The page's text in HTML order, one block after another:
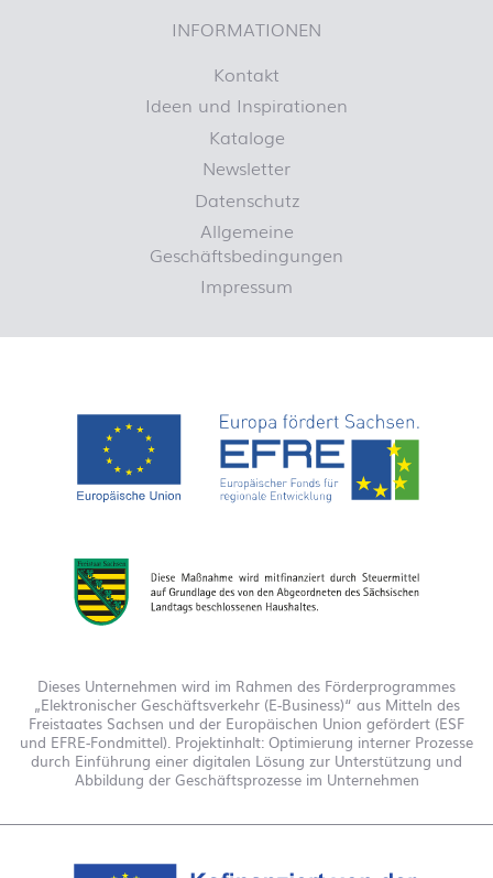
INFORMATIONEN
Kontakt
Ideen und Inspirationen
Kataloge
Newsletter
Datenschutz
Allgemeine
Geschäftsbedingungen
Impressum
Dieses Unternehmen wird im Rahmen des Förderprogrammes
„Elektronischer Geschäftsverkehr (E-Business)“ aus Mitteln des
Freistaates Sachsen und der Europäischen Union gefördert (ESF
und EFRE-Fondmittel). Projektinhalt: Optimierung interner Prozesse
durch Einführung einer digitalen Lösung zur Unterstützung und
Abbildung der Geschäftsprozesse im Unternehmen